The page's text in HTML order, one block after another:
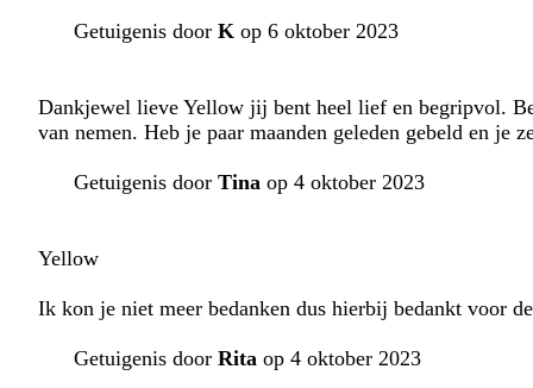
Getuigenis door K op 6 oktober 2023
Dankjewel lieve Yellow jij bent heel lief en begripvol.
van nemen. Heb je paar maanden geleden gebeld en
Getuigenis door Tina op 4 oktober 2023
Yellow
Ik kon je niet meer bedanken dus hierbij bedankt voor
Getuigenis door Rita op 4 oktober 2023